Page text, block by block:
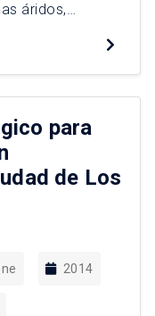
áridos,
en
Se propone
caso depara
de Los
2014